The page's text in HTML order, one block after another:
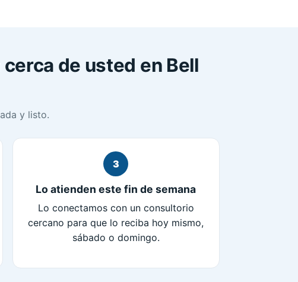
de usted en Bell
y listo.
3
Lo atienden este fin de semana
Lo conectamos con un consultorio
cercano para que lo reciba hoy mismo,
sábado o domingo.